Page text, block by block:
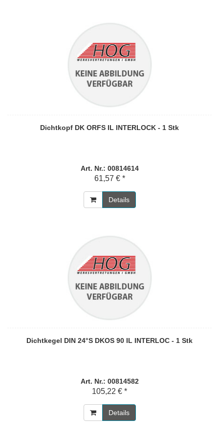
Dichtkopf DK ORFS IL INTERLOCK - 1 Stk
Art. Nr.: 00814614
61,57 € *
Details
Dichtkegel DIN 24°S DKOS 90 IL INTERLOC - 1 Stk
Art. Nr.: 00814582
105,22 € *
Details